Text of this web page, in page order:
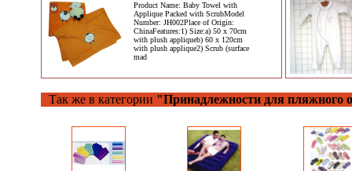
Product Name: Baby Towel with
Applique Packed with ScrubModel
Number: JH002Place of Origin:
ChinaFeatures:1) Size:a) 50 x 70cm
with plush appliqueb) 60 x 120cm
with plush applique2) Scrub (surface
mad
Так же в категории "Принадлежности для пляжного